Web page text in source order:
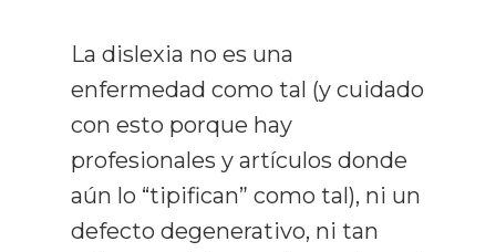
La dislexia no es una
enfermedad como tal (y cuidado
con esto porque hay
profesionales y artículos donde
aún lo “tipifican” como tal), ni un
defecto degenerativo, ni tan